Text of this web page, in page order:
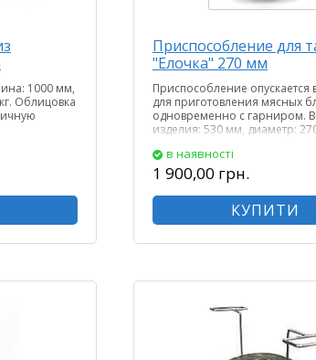
1000 мм,
Облицовка
Приспособление для
"Елочка" 270 мм
Приспособление опускается
для приготовления мясных
одновременно с гарниром.
изделия: 530 мм, диаметр:
в наявності
1 900,00 грн.
КУПИТИ